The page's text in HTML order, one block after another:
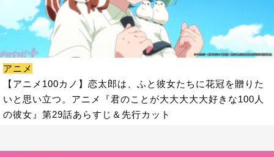
アニメ
【アニメ100カノ】恋太郎は、ふと彼女たちに花冠を贈りた
いと思い立つ。アニメ『君のことが大大大大大好きな100人
の彼女』第29話あらすじ＆先行カット